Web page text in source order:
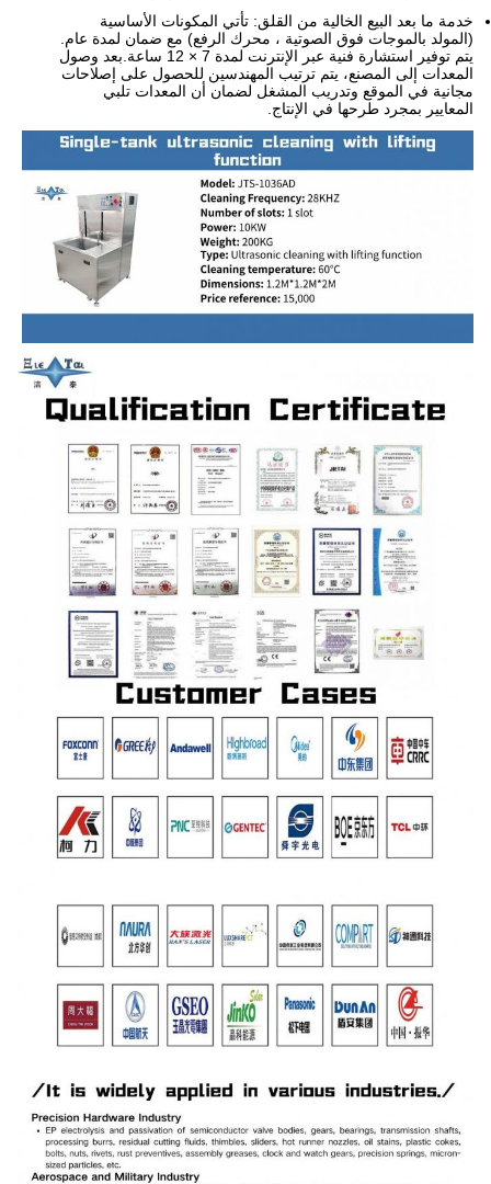
خدمة ما بعد البيع الخالية من القلق: تأتي المكونات الأساسية
(المولد بالموجات فوق الصوتية ، محرك الرفع) مع ضمان لمدة عام.
يتم توفير استشارة فنية عبر الإنترنت لمدة 7 × 12 ساعة.بعد وصول
المعدات إلى المصنع، يتم ترتيب المهندسين للحصول على إصلاحات
مجانية في الموقع وتدريب المشغل لضمان أن المعدات تلبي
المعايير بمجرد طرحها في الإنتاج.